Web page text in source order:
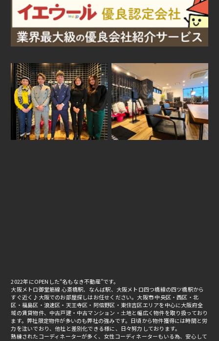
2022年にOPENした“名もなき不動産”です。
大阪メトロ御堂筋線 心斎橋駅、なんば駅、大阪メトロ四つ橋線の四ツ橋駅から
すぐ近く♪大阪でのお部屋探しはお任せください。大阪市 中央区・西区・北
区・福島区・浪速区・天王寺区・阿倍野区・東住吉区エリアを中心に大阪府全
域の賃貸物件、中古戸建・中古マンション・土地と幅広く物件を取り扱っており
ます。弊社限定物件が多いのも弊社の強みです。日頃から物件獲得には時間と労
力を注いでおり、他社と差別化できる様に、日々努力しております。
熟練されたコーディネーターが多く、女性コーディネーターもいる為、安心して